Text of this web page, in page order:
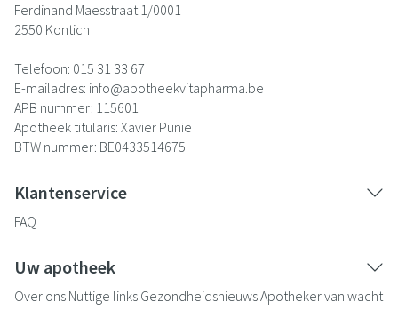
Ferdinand Maesstraat 1/0001
2550 Kontich
Telefoon: 015 31 33 67
E-mailadres: info@apotheekvitapharma.be
APB nummer: 115601
Apotheek titularis: Xavier Punie
BTW nummer: BE0433514675
Klantenservice
FAQ
Uw apotheek
Over ons Nuttige links GezondheidsnieuwsApotheker van wacht